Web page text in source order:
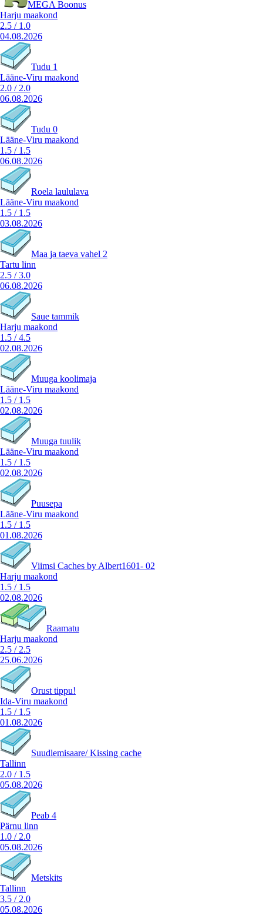
MEGA Boonus
Harju maakond
2.5 / 1.0
04.08.2026
Tudu 1
Lääne-Viru maakond
2.0 / 2.0
06.08.2026
Tudu 0
Lääne-Viru maakond
1.5 / 1.5
06.08.2026
Roela laululava
Lääne-Viru maakond
1.5 / 1.5
03.08.2026
Maa ja taeva vahel 2
Tartu linn
2.5 /3.0
06.08.2026
Saue tammik
Harju maakond
1.5 /4.5
02.08.2026
Muuga koolimaja
Lääne-Viru maakond
1.5 / 1.5
02.08.2026
Muuga tuulik
Lääne-Viru maakond
1.5 / 1.5
02.08.2026
Puusepa
Lääne-Viru maakond
1.5 / 1.5
01.08.2026
Viimsi Caches by Albert1601- 02
Harju maakond
1.5 / 1.5
02.08.2026
Raamatu
Harju maakond
2.5 / 2.5
25.06.2026
Orust tippu!
Ida-Viru maakond
1.5 / 1.5
01.08.2026
Suudlemisaare/ Kissing cache
Tallinn
2.0 / 1.5
05.08.2026
Peab 4
Pärnu linn
1.0 / 2.0
05.08.2026
Metskits
Tallinn
3.5 / 2.0
05.08.2026